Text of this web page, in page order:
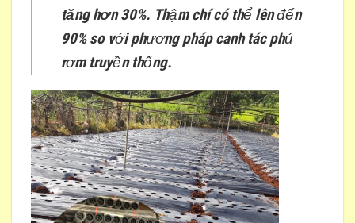
tăng hơn 30%. Thậm chí có thể lên đến
90% so với phương pháp canh tác phủ
rơm truyền thống.